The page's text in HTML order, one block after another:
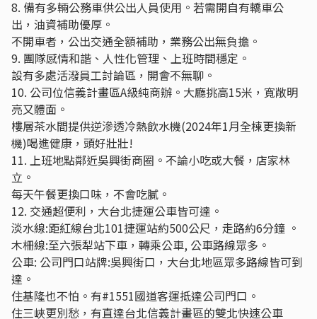
8. 備有多輛公務車供公出人員使用。若需開自有轎車公
出，油資補助優厚。
不開車者，公出交通全額補助，業務公出無負擔。
9. 團隊感情和諧、人性化管理、上班時間穩定。
設有多處活潑員工討論區，開會不無聊。
10. 公司位信義計畫區A級純商辦。大廳挑高15米，寬敞明
亮又體面。
樓層茶水間提供逆滲透冷熱飲水機(2024年1月全棟更換新
機)喝進健康，頭好壯壯!
11. 上班地點鄰近吳興街商圈。不論小吃或大餐，店家林
立。
每天午餐更換口味，不會吃膩。
12. 交通超便利，大台北捷運公車皆可達。
淡水線:距紅線台北101捷運站約500公尺，走路約6分鐘 。
木柵線:至六張犁站下車，轉乘公車, 公車路線眾多。
公車: 公司門口站牌:吳興街口，大台北地區眾多路線皆可到
達。
住基隆也不怕。有#1551國道客運抵達公司門口。
住三峽更別愁，有直達台北信義計畫區的雙北快速公車